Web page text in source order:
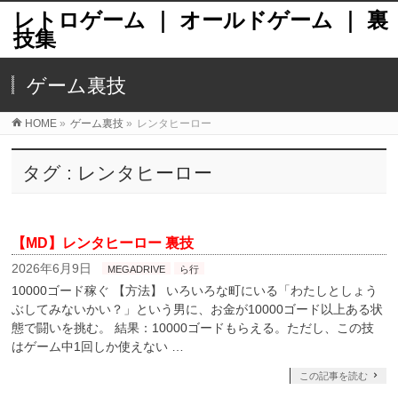
レトロゲーム ｜ オールドゲーム ｜ 裏
技集
ゲーム裏技
HOME » ゲーム裏技 » レンタヒーロー
タグ : レンタヒーロー
【MD】レンタヒーロー 裏技
2026年6月9日 MEGADRIVE ら行
10000ゴード稼ぐ 【方法】 いろいろな町にいる「わたしとしょう
ぶしてみないかい？」という男に、お金が10000ゴード以上ある状
態で闘いを挑む。 結果：10000ゴードもらえる。ただし、この技
はゲーム中1回しか使えない …
この記事を読む